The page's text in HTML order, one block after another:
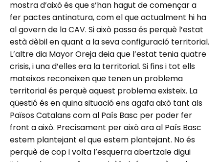
mostra d’això és que s’han hagut de començar a
fer pactes antinatura, com el que actualment hi ha
al govern de la CAV. Si això passa és perquè l’estat
està dèbil en quant a la seva configuració territorial.
L’altre dia Mayor Oreja deia que l’estat tenia quatre
crisis, i una d’elles era la territorial. Si fins i tot ells
mateixos reconeixen que tenen un problema
territorial és perquè aquest problema existeix. La
qüestió és en quina situació ens agafa això tant als
Països Catalans com al País Basc per poder fer
front a això. Precisament per això ara al País Basc
estem plantejant el que estem plantejant. No és
perquè de cop i volta l’esquerra abertzale digui